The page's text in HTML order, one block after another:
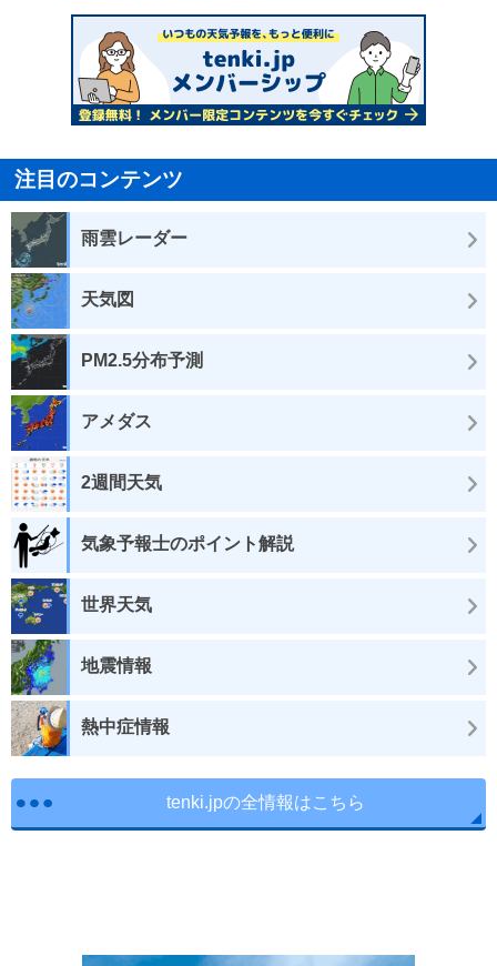
注目のコンテンツ
雨雲レーダー
天気図
PM2.5分布予測
アメダス
2週間天気
気象予報士のポイント解説
世界天気
地震情報
熱中症情報
tenki.jpの全情報はこちら